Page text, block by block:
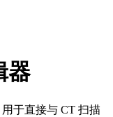
器
于直接与 CT 扫描